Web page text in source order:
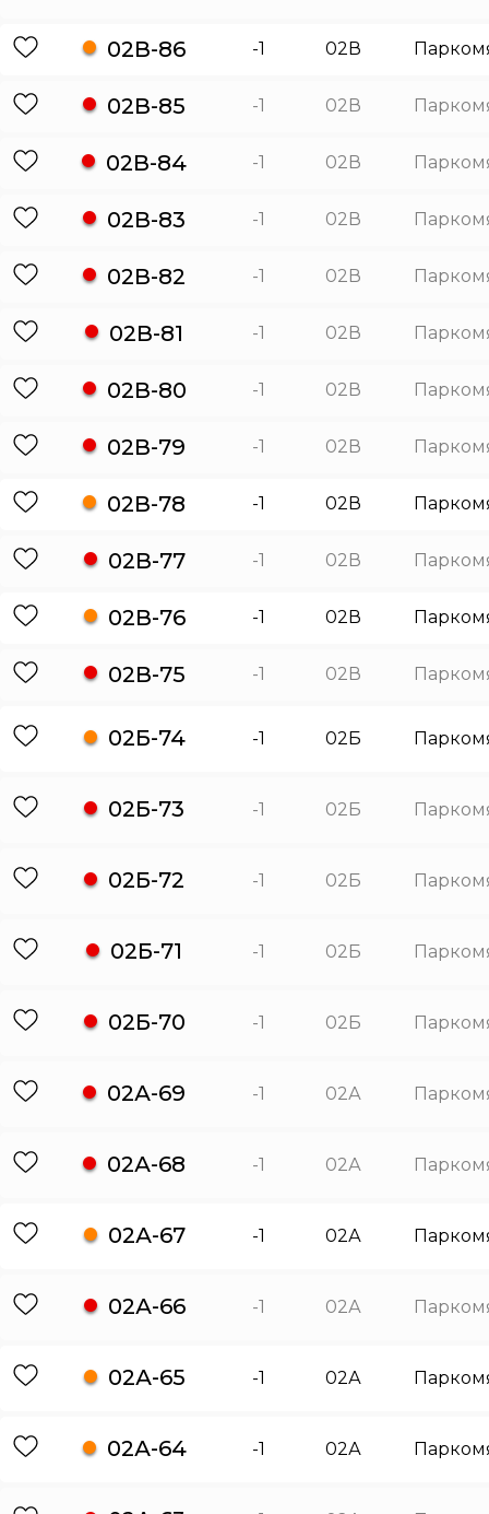
02В-86 -1 02В
02В-85 -1 02В
02В-84 -1 02В
02В-83 -1 02В
02В-82 -1 02В
02В-81 -1 02В
02В-80 -1 02В
02В-79 -1 02В
02В-78 -1 02В
02В-77 -1 02В
02В-76 -1 02В
02В-75 -1 02В
02Б-74 -1 02Б
02Б-73 -1 02Б
02Б-72 -1 02Б
02Б-71 -1 02Б
02Б-70 -1 02Б
02А-69 -1 02А
02А-68 -1 02А
02А-67 -1 02А
02А-66 -1 02А
02А-65 -1 02А
02А-64 -1 02А